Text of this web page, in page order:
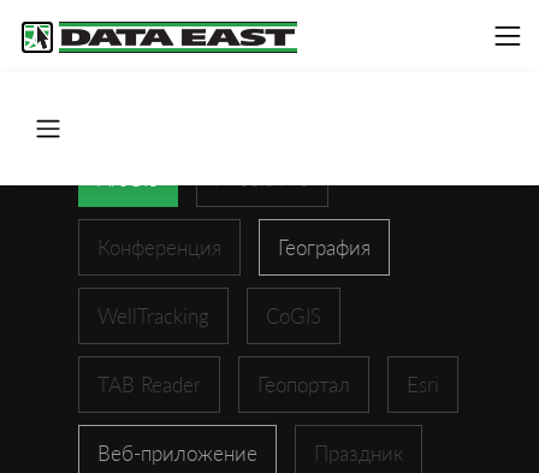
Конференция География
WellTracking CoGIS
TAB Reader Геопортал Esri
Веб-приложение Праздник